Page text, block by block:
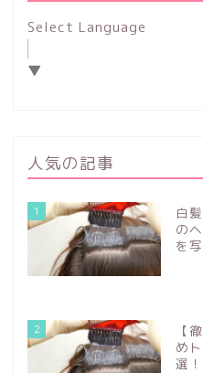
Select Language
▼
人気の記事
1
白
の
を
2
【
め
選